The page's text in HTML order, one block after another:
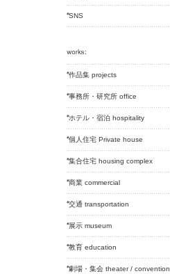
SNS
作品集 projects
事務所・研究所 office
ホテル・宿泊 hospitality
個人住宅 Private house
集合住宅 housing complex
商業 commercial
交通 transportation
展示 museum
教育 education
劇場・集会 theater / convention